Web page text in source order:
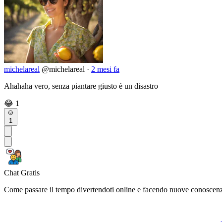
michelareal @michelareal · 2 mesi fa
Ahahaha vero, senza piantare giusto è un disastro
😂 1
1
Chat Gratis
Come passare il tempo divertendoti online e facendo nuove